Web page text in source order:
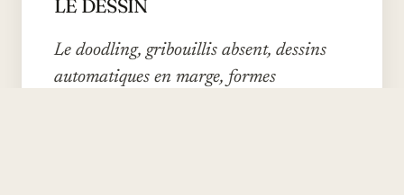
LE DESSIN
Le doodling, gribouillis absent, dessins
automatiques en marge, formes